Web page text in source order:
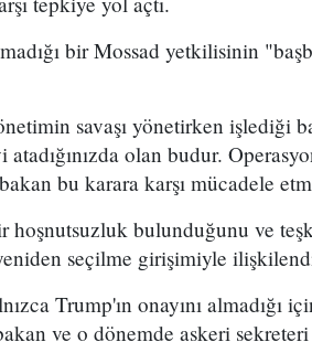
bir Mossad yetkilisinin
savaşı yönetirken işlediği
olan budur.
bu karara karşı mücadele
hoşnutsuzluk bulunduğunu ve
seçilme girişimiyle
Trump'ın onayını almadığı
ve o dönemde askeri